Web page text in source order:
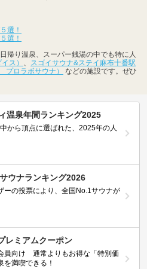
選！
選！
帰り温泉、スーパー銭湯の中でも特に人
ス） 、 スゴイサウナ&ステイ麻布十番駅
ロラボサウナ）
などの施設です。ぜひ
温泉年間ランキング2025
から頂点に選ばれた、2025年の人
ウナランキング2026
ーの投票により、全国No.1サウナが
レミアムクーポン
員向け 通常よりもお得な「特別価
を満喫できる！